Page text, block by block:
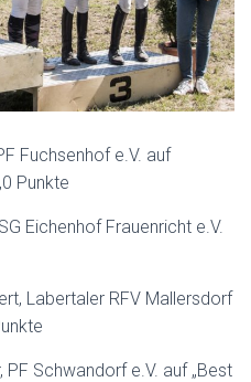
Fuchsenhof e.V. auf
Punkte
Eichenhof Frauenricht e.V.
Labertaler RFV Mallersdorf
Schwandorf e.V. auf „Best